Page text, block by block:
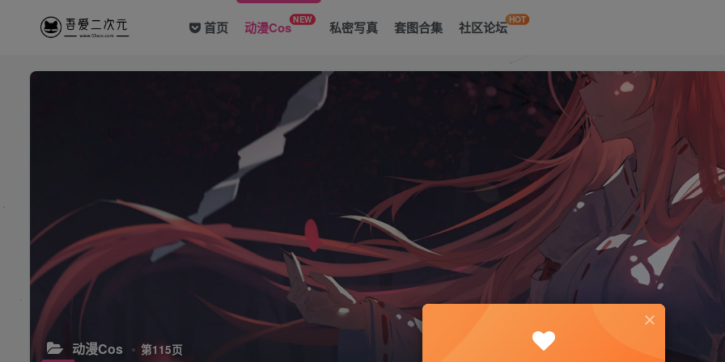
首页 动漫CosNEW 私密写真 套图合集 社区论坛HOT
动漫Cos 第115页